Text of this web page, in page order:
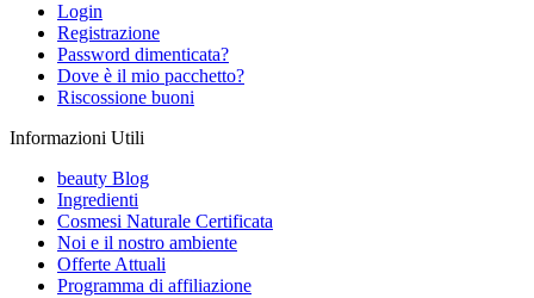
Login
Registrazione
Password dimenticata?
Dove è il mio pacchetto?
Riscossione buoni
Informazioni Utili
beauty Blog
Ingredienti
Cosmesi Naturale Certificata
Noi e il nostro ambiente
Offerte Attuali
Programma di affiliazione